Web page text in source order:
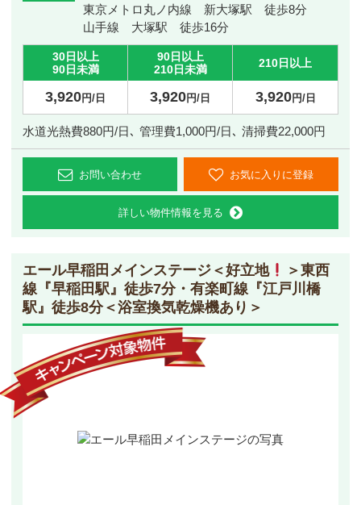
東京メトロ丸ノ内線 新大塚駅 徒歩8分
山手線 大塚駅 徒歩16分
30日以上
90日未満
90日以上
210日未満
210日以上
3,920円/日 3,920円/日 3,920円/日
水道光熱費880円/日､ 管理費1,000円/日､ 清掃費22,000円
お問い合わせ お気に入りに登録
詳しい物件情報を見る
エール早稲田メインステージ ＜好立地
＞東西
線『早稲田駅』徒歩7分・有楽町線『江戸川橋
駅』徒歩8分＜浴室換気乾燥機あり＞